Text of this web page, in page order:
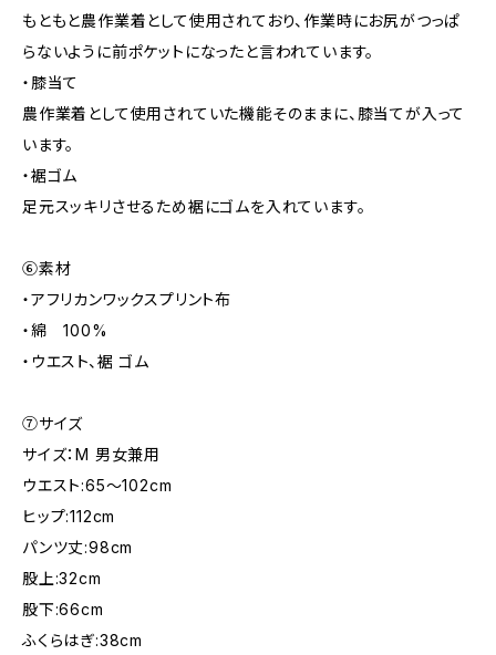
もともと農作業着として使用されており、作業時にお尻がつっぱ
らないように前ポケットになったと言われています。
・膝当て
農作業着として使用されていた機能そのままに、膝当てが入って
います。
・裾ゴム
足元スッキリさせるため裾にゴムを入れています。
⑥素材
・アフリカンワックスプリント布
・綿 100%
・ウエスト、裾 ゴム
⑦サイズ
サイズ：M 男女兼用
ウエスト:65～102cm
ヒップ:112cm
パンツ丈:98cm
股上:32cm
股下:66cm
ふくらはぎ:38cm